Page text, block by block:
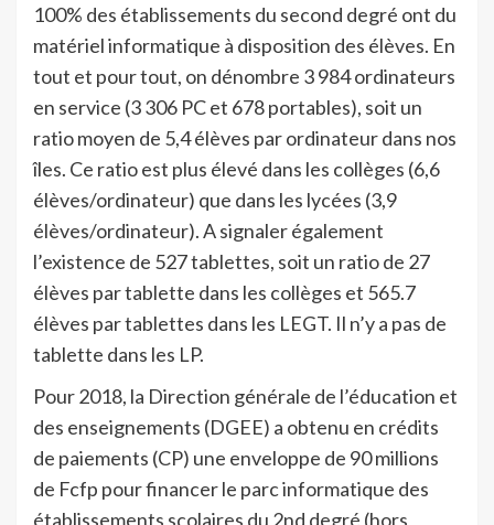
100% des établissements du second degré ont du
matériel informatique à disposition des élèves. En
tout et pour tout, on dénombre 3 984 ordinateurs
en service (3 306 PC et 678 portables), soit un
ratio moyen de 5,4 élèves par ordinateur dans nos
îles. Ce ratio est plus élevé dans les collèges (6,6
élèves/ordinateur) que dans les lycées (3,9
élèves/ordinateur). A signaler également
l’existence de 527 tablettes, soit un ratio de 27
élèves par tablette dans les collèges et 565.7
élèves par tablettes dans les LEGT. Il n’y a pas de
tablette dans les LP.
Pour 2018, la Direction générale de l’éducation et
des enseignements (DGEE) a obtenu en crédits
de paiements (CP) une enveloppe de 90 millions
de Fcfp pour financer le parc informatique des
établissements scolaires du 2nd degré (hors